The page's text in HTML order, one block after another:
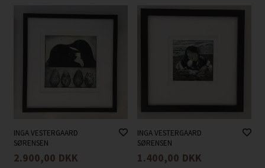
INGA VESTERGAARD
SØRENSEN
2.900,00 DKK
INGA VESTERGAARD
SØRENSEN
1.400,00 DKK